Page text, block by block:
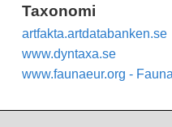
Taxonomi
artfakta.artdatabanken.se
www.dyntaxa.se
www.faunaeur.org -